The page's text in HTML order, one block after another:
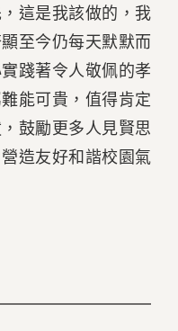
這是我該做的，我
至今仍每天默默而
踐著令人敬佩的孝
能可貴，值得肯定
鼓勵更多人見賢思
造友好和諧校園氣